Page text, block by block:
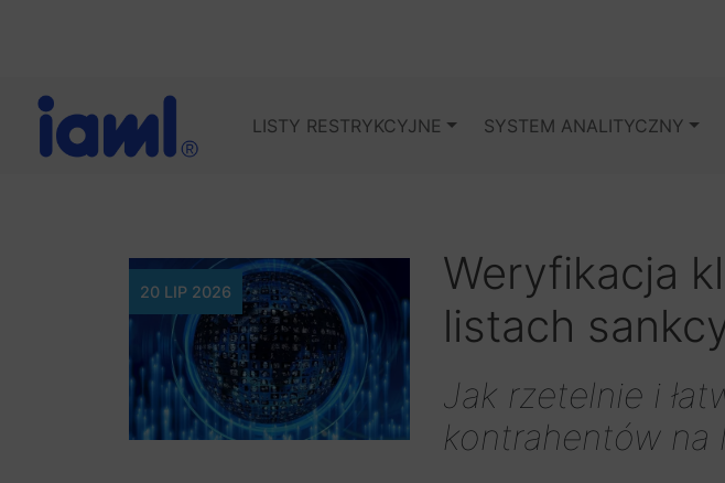
LISTY RESTRYKCYJNE SYSTEM ANALITYCZNY
20 LIP 2026
Weryfikacja
listach
Jak rzetelnie i
kontrahentów na